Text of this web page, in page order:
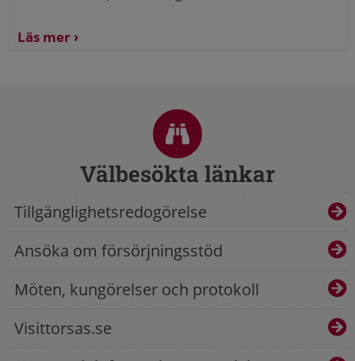
Läs mer
Välbesökta länkar
Tillgänglighetsredogörelse
Ansöka om försörjningsstöd
Möten, kungörelser och protokoll
Visittorsas.se